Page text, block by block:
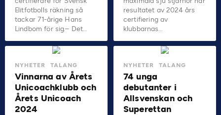
Elitfotbolls räkning så
tackar 71-årige Hans
Lindbom för sig.– Det…
resultatet av 2024 års
certifiering av
klubbarnas…
NYHETER TALANG
Vinnarna av Årets
Unicoachklubb och
Årets Unicoach
2024
NYHETER TALANG
74 unga
debutanter i
Allsvenskan och
Superettan